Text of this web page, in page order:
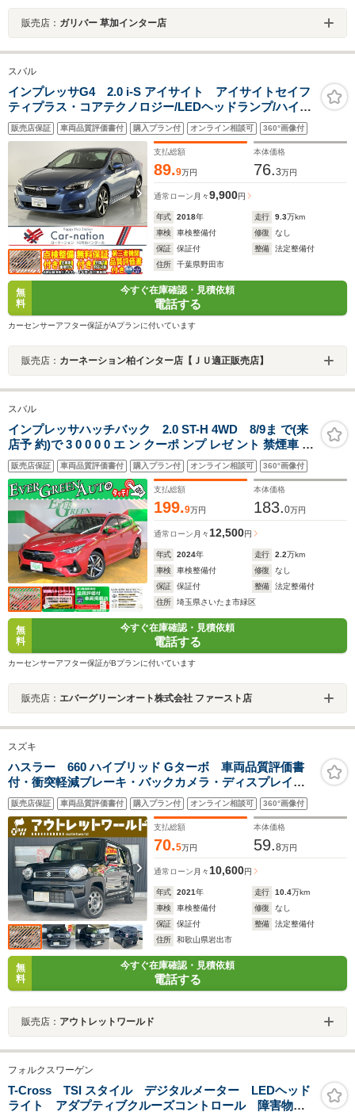
販売店： ガリバー 草加インター店
スバル
インプレッサG4 2.0 i-S アイサイト アイサイトセイフ
ティプラス・コアテクノロジー/LEDヘッドランプ/ハイビ
ームアシスト/後側方警戒/前席パワーシート/サイド・バッ
クカメラ/純正DIATONEビルトインナビ/ETC2.0/純正ドラ
販売店保証 車両品質評価書付 購入プラン付 オンライン相談可 360°画像付
支払総額
89.9万円
本体価格
76.3万円
通常ローン 月々9,900円
年式 2018年 走行 9.3万km
車検
車検整備付 修復
なし
保証
保証付 整備
法定整備付
住所
千葉県野田市
無
料
今すぐ在庫確認・見積依頼
電話する
カーセンサーアフター保証がAプランに付いています
販売店： カーネーション柏インター店【ＪＵ適正販売店】
スバル
インプレッサハッチバック 2.0 ST-H 4WD 8/9ま で(来
店予 約)で 3 0 0 0 0 エ ン クーポ ンプ レゼ ント 禁煙車 新
世代アイサイト 全周囲モニター 純正メモリナビ シートヒ
ーター ETC2.0 Bluetooth パワーシート 電動パーキング
アルミペダル LEDライト
販売店保証 車両品質評価書付 購入プラン付 オンライン相談可 360°画像付
支払総額
199.9万円
本体価格
183.0万円
通常ローン 月々 12,500円
年式 2024年 走行 2.2万km
車検
車検整備付 修復
なし
保証
保証付 整備
法定整備付
住所
埼玉県さいたま市緑区
無
料
今すぐ在庫確認・見積依頼
電話する
カーセンサーアフター保証がBプランに付いています
販売店： エバーグリーンオート株式会社 ファースト店
スズキ
ハスラー 660 ハイブリッド Gターボ 車両品質評価書
付・衝突軽減ブレーキ・バックカメラ・ディスプレイオ
ーディオ・アダクティブクルーズコントロール・
Bluetooth・運転席助手席シートヒーター・Aエアコン・
オートライト・クリアランスソナー
販売店保証 車両品質評価書付 購入プラン付 オンライン相談可 360°画像付
支払総額
70.5万円
本体価格
59.8万円
通常ローン 月々 10,600円
年式 2021年 走行 10.4万km
車検
車検整備付 修復
なし
保証
保証付 整備
法定整備付
住所
和歌山県岩出市
無
料
今すぐ在庫確認・見積依頼
電話する
販売店： アウトレットワールド
フォルクスワーゲン
T-Cross TSI スタイル デジタルメーター LEDヘッド
ライト アダプティブクルーズコントロール 障害物セ